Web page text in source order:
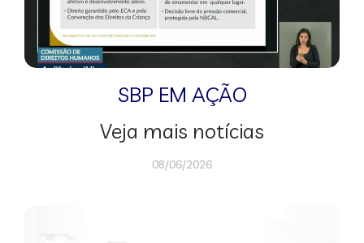
SBP EM AÇÃO
Veja mais notícias
08/06/2026